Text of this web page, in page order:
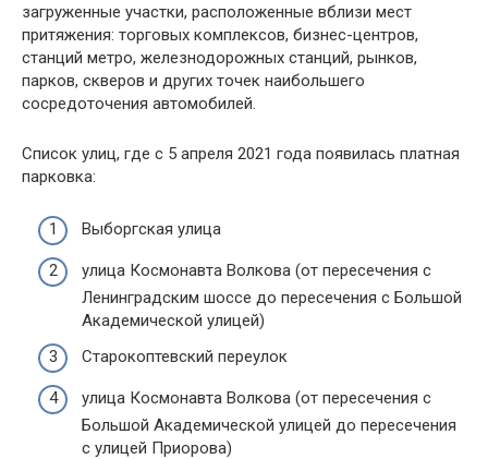
загруженные участки, расположенные вблизи мест
притяжения: торговых комплексов, бизнес-центров,
станций метро, железнодорожных станций, рынков,
парков, скверов и других точек наибольшего
сосредоточения автомобилей.
Список улиц, где с 5 апреля 2021 года появилась платная
парковка:
Выборгская улица
улица Космонавта Волкова (от пересечения с
Ленинградским шоссе до пересечения с Большой
Академической улицей)
Старокоптевский переулок
улица Космонавта Волкова (от пересечения с
Большой Академической улицей до пересечения
с улицей Приорова)